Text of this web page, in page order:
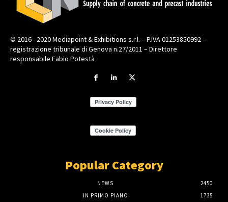
© 2016 - 2020 Mediapoint & Exhibitions s.r.l. – P.IVA 01253850992 –
registrazione tribunale di Genova n.27/2011 – Direttore
responsabile Fabio Potestà
Popular Category
NEWS
2450
IN PRIMO PIANO
1735